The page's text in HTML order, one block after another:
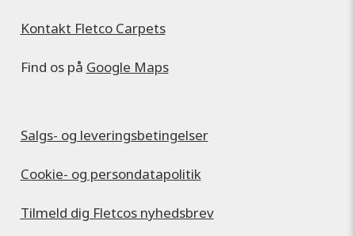
Kontakt Fletco Carpets
Find os på Google Maps
Salgs- og leveringsbetingelser
Cookie- og persondatapolitik
Tilmeld dig Fletcos nyhedsbrev